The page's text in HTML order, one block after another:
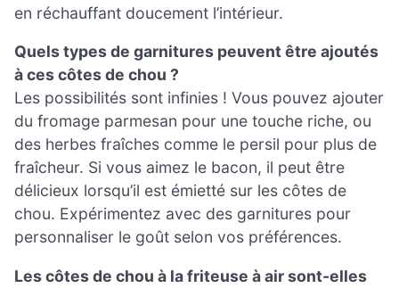
en réchauffant doucement l’intérieur.
Quels types de garnitures peuvent être ajoutés
à ces côtes de chou ?
Les possibilités sont infinies ! Vous pouvez ajouter
du fromage parmesan pour une touche riche, ou
des herbes fraîches comme le persil pour plus de
fraîcheur. Si vous aimez le bacon, il peut être
délicieux lorsqu’il est émietté sur les côtes de
chou. Expérimentez avec des garnitures pour
personnaliser le goût selon vos préférences.
Les côtes de chou à la friteuse à air sont-elles